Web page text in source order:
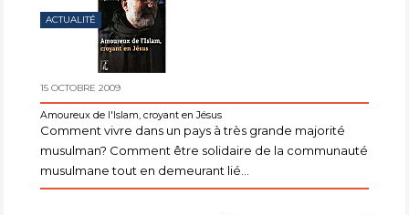
ACTUALITÉ
15 OCTOBRE 2009
Amoureux de l'Islam, croyant en Jésus
Comment vivre dans un pays à très grande majorité
musulman? Comment être solidaire de la communauté
musulmane tout en demeurant lié...